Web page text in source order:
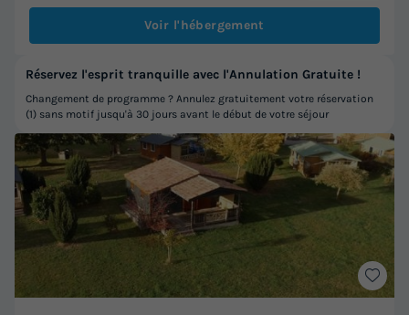
Voir l'hébergement
Réservez l'esprit tranquille avec l'Annulation Gratuite !
Changement de programme ? Annulez gratuitement votre réservation
(1) sans motif jusqu'à 30 jours avant le début de votre séjour